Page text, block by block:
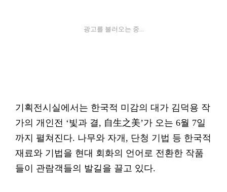
광고를 불러오는 중...
기획전시실에서는 한국적 미감의 대가 김덕용 작
가의 개인전 ‘빛과 결, 自生之美’가 오는 6월 7일
까지 펼쳐진다. 나무와 자개, 단청 기법 등 한국적
재료와 기법을 현대 회화의 언어로 전환한 작품
들이 관람객들의 발길을 끌고 있다.